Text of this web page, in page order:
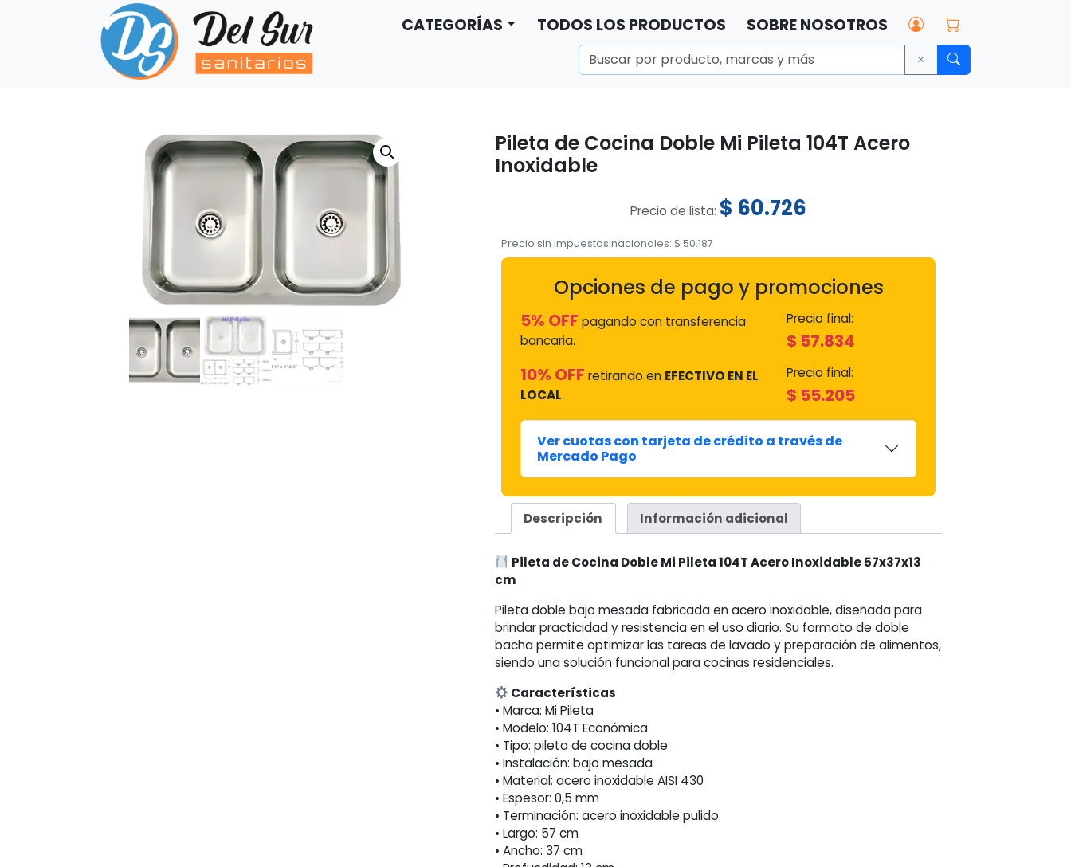
CATEGORÍAS TODOS LOS PRODUCTOS SOBRE NOSOTROS
Pileta de Cocina Doble Mi Pileta 104T Acero
Inoxidable
Precio de lista: $ 60.726
Precio sin impuestos nacionales: $ 50.187
Opciones de pago y promociones
5% OFF pagando con transferencia
bancaria.
Precio final:
$ 57.834
10% OFF retirando en EFECTIVO EN EL
LOCAL.
Precio final:
$ 55.205
Ver cuotas con tarjeta de crédito a través de
Mercado Pago
Descripción Información adicional
Pileta de Cocina Doble Mi Pileta 104T Acero Inoxidable 57x37x13
cm
Pileta doble bajo mesada fabricada en acero inoxidable, diseñada para
brindar practicidad y resistencia en el uso diario. Su formato de doble
bacha permite optimizar las tareas de lavado y preparación de alimentos,
siendo una solución funcional para cocinas residenciales.
Características
• Marca: Mi Pileta
• Modelo: 104T Económica
• Tipo: pileta de cocina doble
• Instalación: bajo mesada
• Material: acero inoxidable AISI 430
• Espesor: 0,5 mm
• Terminación: acero inoxidable pulido
• Largo: 57 cm
• Ancho: 37 cm